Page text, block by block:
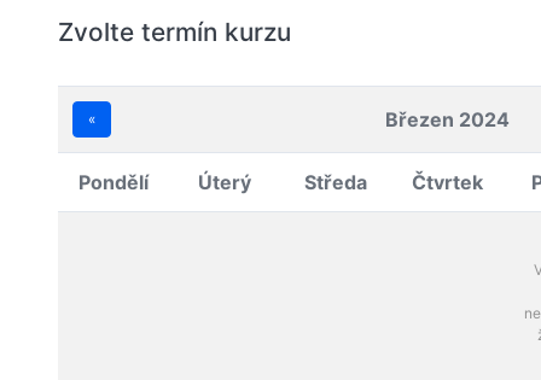
Zvolte termín kurzu
« Březen 2024
Pondělí Úterý Středa Čtvrtek